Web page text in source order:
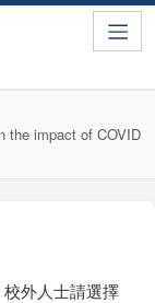
the impact of COVID
外人士請選擇